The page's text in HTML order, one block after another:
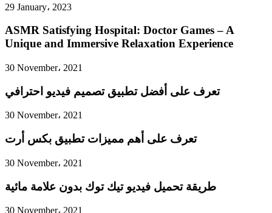
29 January، 2023
ASMR Satisfying Hospital: Doctor Games – A
Unique and Immersive Relaxation Experience
30 November، 2021
تعرف على أفضل تطبيق تصميم فيديو احترافي
30 November، 2021
تعرف على أهم مميزات تطبيق بكس أرت
30 November، 2021
طريقة تحميل فيديو تيك توك بدون علامة مائية
30 November، 2021